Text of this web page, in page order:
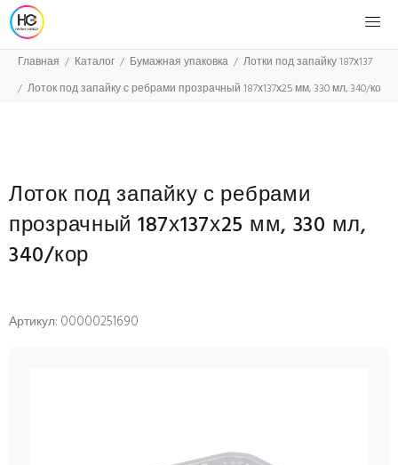
Главная Каталог Бумажная упаковка
Лотки под запайку 187х137
Лоток под запайку с ребрами прозрачный 187х137х25 мм, 330 мл, 340/кор
Лоток под запайку с ребрами
прозрачный 187х137х25 мм, 330 мл,
340/кор
Артикул: 00000251690